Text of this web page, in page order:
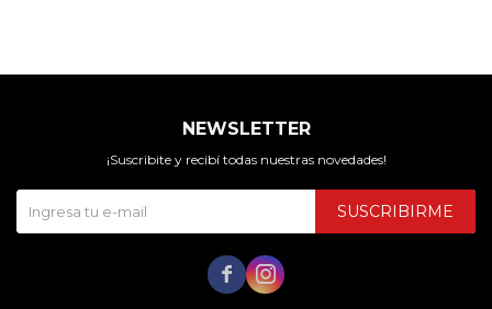
NEWSLETTER
¡Suscribite y recibí todas nuestras novedades!
SUSCRIBIRME
 